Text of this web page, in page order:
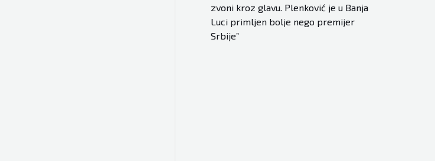
zvoni kroz glavu. Plenković je u Banja
Luci primljen bolje nego premijer
Srbije”